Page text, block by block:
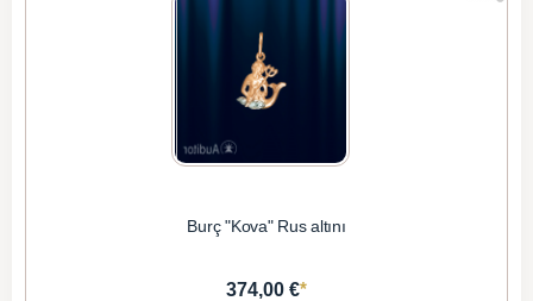
Burç "Kova" Rus altını
374,00 €*